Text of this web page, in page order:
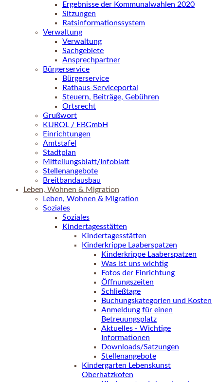
Ergebnisse der Kommunalwahlen 2020
Sitzungen
Ratsinformationssystem
Verwaltung
Verwaltung
Sachgebiete
Ansprechpartner
Bürgerservice
Bürgerservice
Rathaus-Serviceportal
Steuern, Beiträge, Gebühren
Ortsrecht
Grußwort
KUROL / EBGmbH
Einrichtungen
Amtstafel
Stadtplan
Mitteilungsblatt/Infoblatt
Stellenangebote
Breitbandausbau
Leben, Wohnen & Migration
Leben, Wohnen & Migration
Soziales
Soziales
Kindertagesstätten
Kindertagesstätten
Kinderkrippe Laaberspatzen
Kinderkrippe Laaberspatzen
Was ist uns wichtig
Fotos der Einrichtung
Öffnungszeiten
Schließtage
Buchungskategorien und Kosten
Anmeldung für einen
Betreuungsplatz
Aktuelles - Wichtige
Informationen
Downloads/Satzungen
Stellenangebote
Kindergarten Lebenskunst
Oberhatzkofen